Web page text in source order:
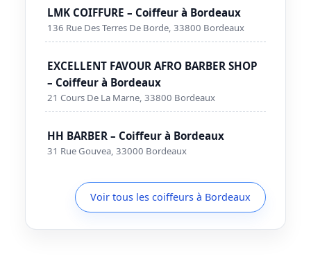
LMK COIFFURE – Coiffeur à Bordeaux
136 Rue Des Terres De Borde, 33800 Bordeaux
EXCELLENT FAVOUR AFRO BARBER SHOP
– Coiffeur à Bordeaux
21 Cours De La Marne, 33800 Bordeaux
HH BARBER – Coiffeur à Bordeaux
31 Rue Gouvea, 33000 Bordeaux
Voir tous les coiffeurs à Bordeaux